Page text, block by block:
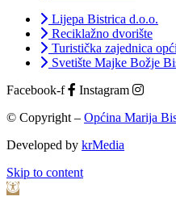
Lijepa Bistrica d.o.o.
Reciklažno dvorište
Turistička zajednica
Svetište Majke Božje
Facebook-f
Instagram
© Copyright – Općina Marija
Developed by krMedia
Skip to content
Open toolbar